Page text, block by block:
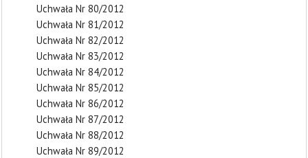
Uchwała Nr 80/2012
Uchwała Nr 81/2012
Uchwała Nr 82/2012
Uchwała Nr 83/2012
Uchwała Nr 84/2012
Uchwała Nr 85/2012
Uchwała Nr 86/2012
Uchwała Nr 87/2012
Uchwała Nr 88/2012
Uchwała Nr 89/2012